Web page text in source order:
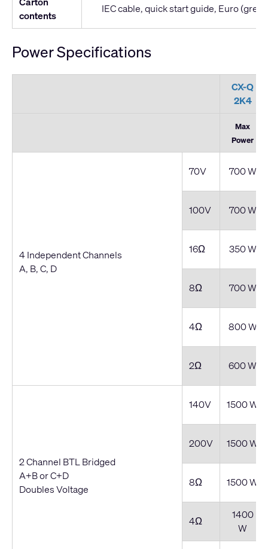
contents
IEC cable, quick start guide, Euro
Power Specifications
CX-Q
2K4
Max
Power
4 Independent Channels
A, B, C, D
70V 700 W
100V 700 W
16Ω 350 W
8Ω 700 W
4Ω 800 W
2Ω 600 W
2 Channel BTL Bridged
A+B or C+D
Doubles Voltage
140V 1500 W
200V 1500 W
8Ω 1500 W
4Ω
1400
W